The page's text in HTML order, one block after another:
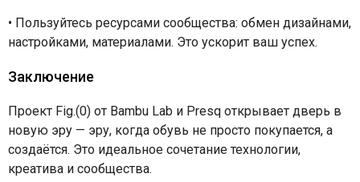
• Пользуйтесь ресурсами сообщества: обмен дизайнами,
настройками, материалами. Это ускорит ваш успех.
Заключение
Проект Fig.(0) от Bambu Lab и Presq открывает дверь в
новую эру — эру, когда обувь не просто покупается, а
создаётся. Это идеальное сочетание технологии,
креатива и сообщества.